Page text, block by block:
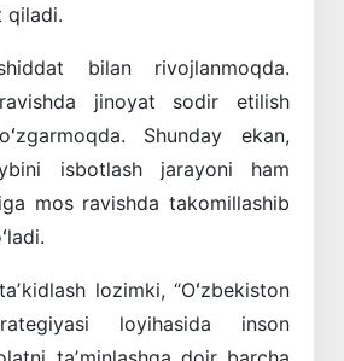
qiladi.
bilan rivojlanmoqda.
jinoyat sodir etilish
Shunday ekan,
isbotlash jarayoni ham
mos ravishda takomillashib
lozimki, “Oʻzbekiston
loyihasida inson